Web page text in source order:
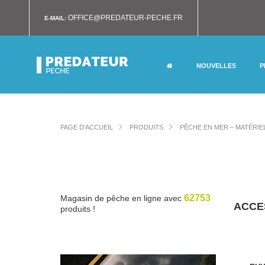
E-MAIL: OFFICE@PREDATEUR-PECHE.FR
NOUVELLES
PAGE D'ACCUEIL PRODUITS PÊCHE EN MER –
Magasin de pêche en ligne avec 62753
produits !